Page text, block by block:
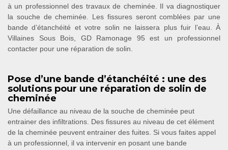
à un professionnel des travaux de cheminée. Il va diagnostiquer
la souche de cheminée. Les fissures seront comblées par une
bande d’étanchéité et votre solin ne laissera plus fuir l’eau. À
Villaines Sous Bois, GD Ramonage 95 est un professionnel
contacter pour une réparation de solin.
Pose d’une bande d’étanchéité : une des
solutions pour une réparation de solin de
cheminée
Une défaillance au niveau de la souche de cheminée peut
entrainer des infiltrations. Des fissures au niveau de cet élément
de la cheminée peuvent entrainer des fuites. Si vous faites appel
à un professionnel, il va intervenir en posant une bande